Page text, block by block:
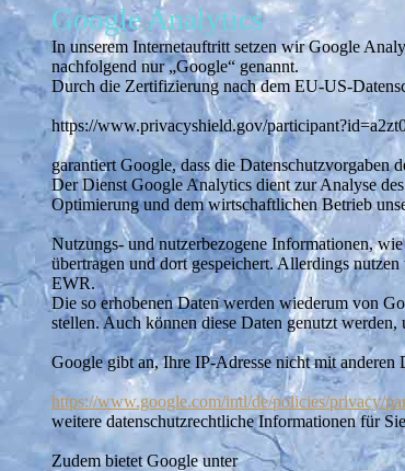
Google Analytics
In unserem Internetauftritt setzen wir Google
nachfolgend nur „Google“ genannt.
Durch die Zertifizierung nach dem EU-US-
https://www.privacyshield.gov/
garantiert Google, dass die
Der Dienst Google Analytics dient zur Analyse
Optimierung und dem wirtschaftlichen Betrieb
Nutzungs- und nutzerbezogene Informationen,
übertragen und dort gespeichert. Allerdings
EWR.
Die so erhobenen Daten werden wiederum von
stellen. Auch können diese Daten genutzt
Google gibt an, Ihre IP-Adresse nicht mit
https://www.google.com/intl/de/policies/privacy/
weitere datenschutzrechtliche Informationen für
Zudem bietet Google unter